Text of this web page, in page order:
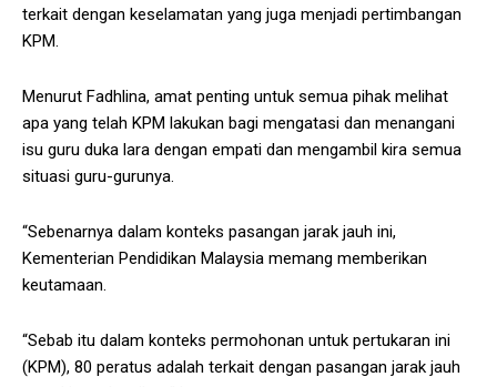
terkait dengan keselamatan yang juga menjadi pertimbangan
KPM.
Menurut Fadhlina, amat penting untuk semua pihak melihat
apa yang telah KPM lakukan bagi mengatasi dan menangani
isu guru duka lara dengan empati dan mengambil kira semua
situasi guru-gurunya.
“Sebenarnya dalam konteks pasangan jarak jauh ini,
Kementerian Pendidikan Malaysia memang memberikan
keutamaan.
“Sebab itu dalam konteks permohonan untuk pertukaran ini
(KPM), 80 peratus adalah terkait dengan pasangan jarak jauh